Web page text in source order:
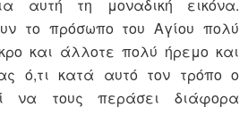
αυτή τη μοναδική εικόνα.
το πρόσωπο του Αγίου πολύ
και άλλοτε πολύ ήρεμο και
ό,τι κατά αυτό τον τρόπο ο
να τους περάσει διάφορα